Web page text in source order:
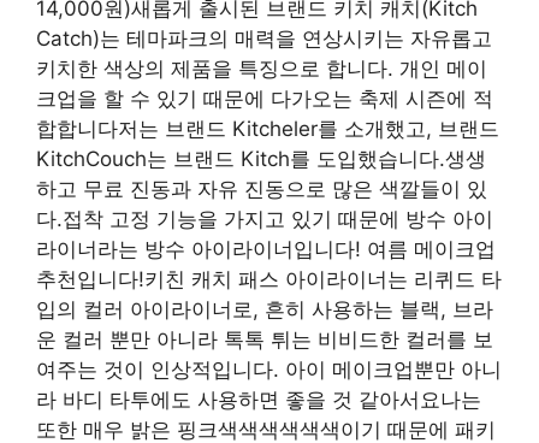
14,000원)새롭게 출시된 브랜드 키치 캐치(Kitch
Catch)는 테마파크의 매력을 연상시키는 자유롭고
키치한 색상의 제품을 특징으로 합니다. 개인 메이
크업을 할 수 있기 때문에 다가오는 축제 시즌에 적
합합니다저는 브랜드 Kitcheler를 소개했고, 브랜드
KitchCouch는 브랜드 Kitch를 도입했습니다.생생
하고 무료 진동과 자유 진동으로 많은 색깔들이 있
다.접착 고정 기능을 가지고 있기 때문에 방수 아이
라이너라는 방수 아이라이너입니다! 여름 메이크업
추천입니다!키친 캐치 패스 아이라이너는 리퀴드 타
입의 컬러 아이라이너로, 흔히 사용하는 블랙, 브라
운 컬러 뿐만 아니라 톡톡 튀는 비비드한 컬러를 보
여주는 것이 인상적입니다. 아이 메이크업뿐만 아니
라 바디 타투에도 사용하면 좋을 것 같아서요나는
또한 매우 밝은 핑크색색색색색색이기 때문에 패키